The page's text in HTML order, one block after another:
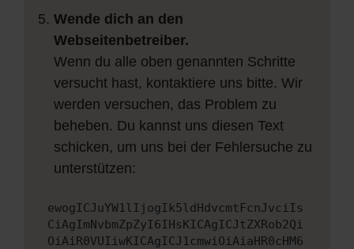
Wende dich an den
Webseitenbetreiber.
Wenn du alle oben genannten Schritte
versucht hast, kontaktiere uns bitte. Wir
werden versuchen, das Problem zu
beheben. Du kannst uns diesen Text
schicken, um uns bei der Fehlersuche zu
unterstützen:
ewogICJuYW1lIjogIk5ldHdvcmtFcnJvciIs
CiAgImNvbmZpZyI6IHsKICAgICJtZXRob2Qi
OiAiR0VUIiwKICAgICJ1cmwiOiAiaHR0cHM6